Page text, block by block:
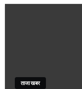
ताजा खबर